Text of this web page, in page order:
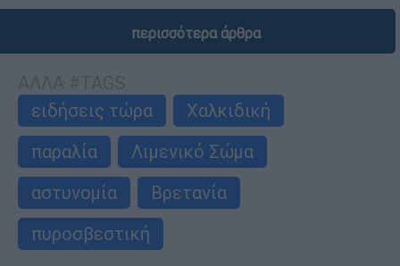
περισσότερα άρθρα
ειδήσεις τώρα
Χαλκιδική
παραλία
Λιμενικό Σώμα
αστυνομία
Βρετανία
πυροσβεστική